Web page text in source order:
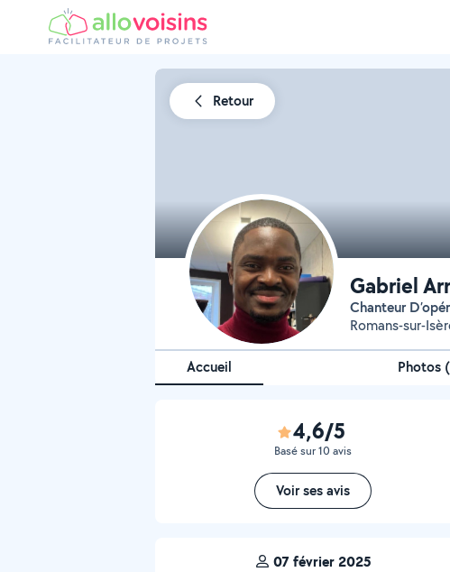
Retour
Gabriel
Chanteur
Romans-sur-
Accueil Photos (
4,6/5
Basé sur 10 avis
Voir ses avis
07 février 2025